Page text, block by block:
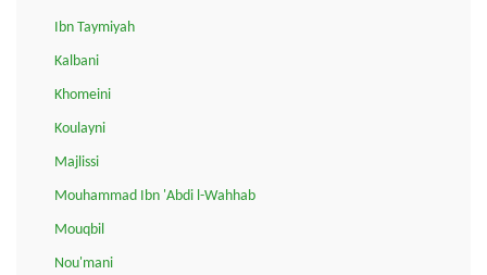
Ibn Taymiyah
Kalbani
Khomeini
Koulayni
Majlissi
Mouhammad Ibn 'Abdi l-Wahhab
Mouqbil
Nou'mani